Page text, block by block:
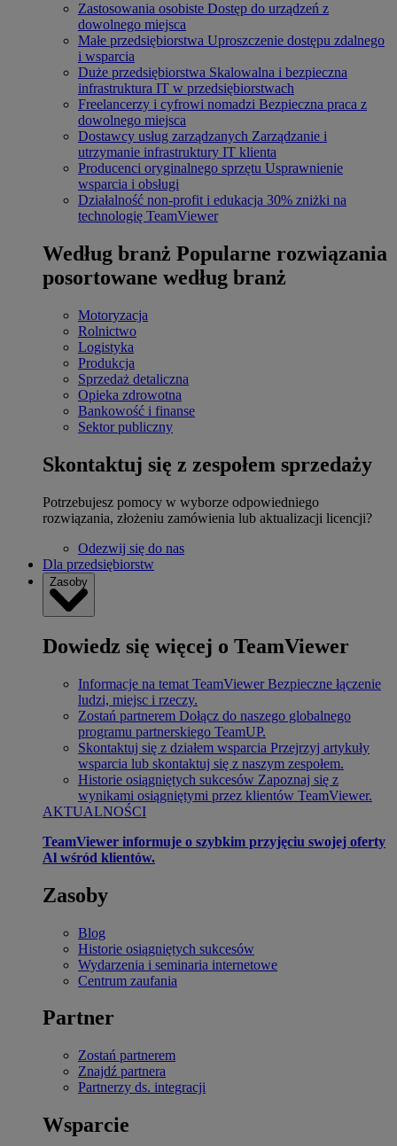
Zastosowania osobiste Dostęp do urządzeń z
dowolnego miejsca
Małe przedsiębiorstwa Uproszczenie dostępu zdalnego
i wsparcia
Duże przedsiębiorstwa Skalowalna i bezpieczna
infrastruktura IT w przedsiębiorstwach
Freelancerzy i cyfrowi nomadzi Bezpieczna praca z
dowolnego miejsca
Dostawcy usług zarządzanych Zarządzanie i
utrzymanie infrastruktury IT klienta
Producenci oryginalnego sprzętu Usprawnienie
wsparcia i obsługi
Działalność non-profit i edukacja 30% zniżki na
technologię TeamViewer
Według branż Popularne rozwiązania
posortowane według branż
Motoryzacja
Rolnictwo
Logistyka
Produkcja
Sprzedaż detaliczna
Opieka zdrowotna
Bankowość i finanse
Sektor publiczny
Skontaktuj się z zespołem sprzedaży
Potrzebujesz pomocy w wyborze odpowiedniego
rozwiązania, złożeniu zamówienia lub aktualizacji licencji?
Odezwij się do nas
Dla przedsiębiorstw
Zasoby
Dowiedz się więcej o TeamViewer
Informacje na temat TeamViewer Bezpieczne łączenie
ludzi, miejsc i rzeczy.
Zostań partnerem Dołącz do naszego globalnego
programu partnerskiego TeamUP.
Skontaktuj się z działem wsparcia Przejrzyj artykuły
wsparcia lub skontaktuj się z naszym zespołem.
Historie osiągniętych sukcesów Zapoznaj się z
wynikami osiągniętymi przez klientów TeamViewer.
AKTUALNOŚCI
TeamViewer informuje o szybkim przyjęciu swojej oferty
Al wśród klientów.
Zasoby
Blog
Historie osiągniętych sukcesów
Wydarzenia i seminaria internetowe
Centrum zaufania
Partner
Zostań partnerem
Znajdź partnera
Partnerzy ds. integracji
Wsparcie